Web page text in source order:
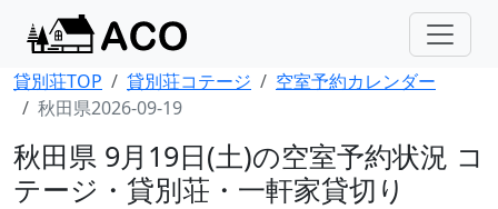
貸別荘TOP 貸別荘コテージ
空室予約カレンダー
秋田県2026-09-19
秋田県 9月19日(土)の空室予約状況 コ
テージ・貸別荘・一軒家貸切り